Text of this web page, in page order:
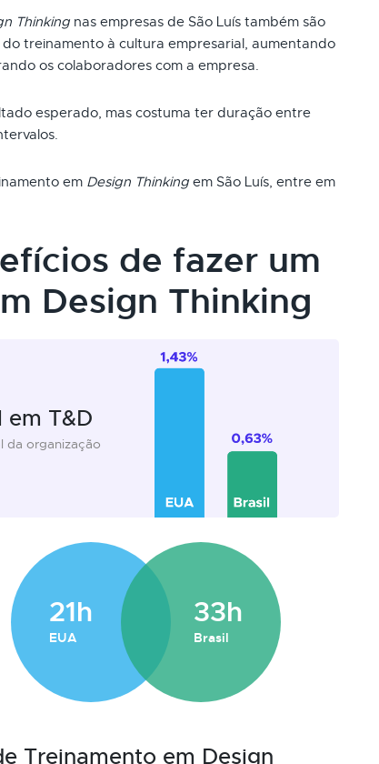
Thinking nas empresas de São Luís também são
treinamento à cultura empresarial, aumentando
os colaboradores com a empresa.
esperado, mas costuma ter duração entre
em Design Thinking em São Luís, entre em
de fazer um
Design Thinking
em T&D
da organização
21h
EUA
33h
Brasil
Treinamento em Design